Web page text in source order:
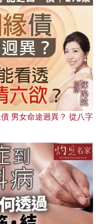
男女命途迥異？ 從八字